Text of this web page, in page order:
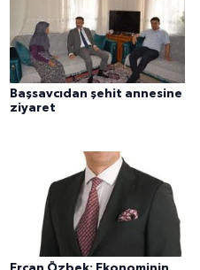
Başsavcıdan şehit annesine
ziyaret